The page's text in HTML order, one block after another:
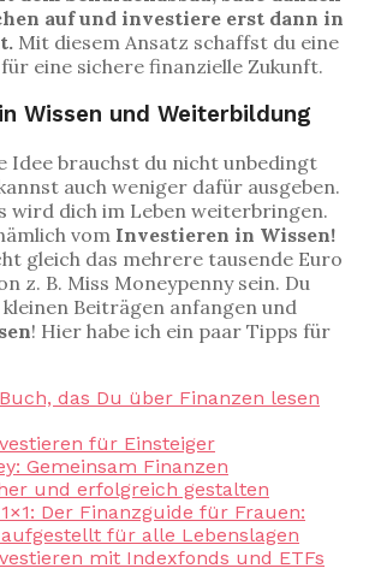
auf und investiere erst dann in
Mit diesem Ansatz schaffst du eine
eine sichere finanzielle Zukunft.
Wissen und Weiterbildung
Idee brauchst du nicht unbedingt
auch weniger dafür ausgeben.
wird dich im Leben weiterbringen.
vom Investieren in Wissen!
gleich das mehrere tausende Euro
z. B. Miss Moneypenny sein. Du
Beiträgen anfangen und
! Hier habe ich ein paar Tipps für
das Du über Finanzen lesen
für Einsteiger
Gemeinsam Finanzen
und erfolgreich gestalten
Der Finanzguide für Frauen:
für alle Lebenslagen
mit Indexfonds und ETFs